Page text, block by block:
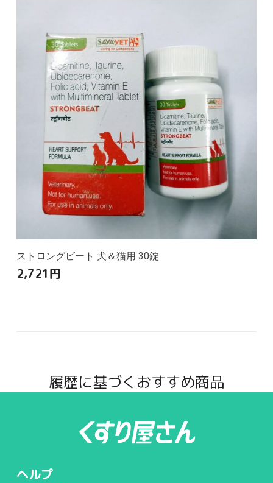
ストロングビート 犬＆猫用 30錠
2,721円
履歴に基づくおすすめ商品
ヘルプ